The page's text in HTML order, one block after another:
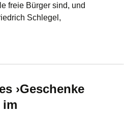
freie Bürger sind, und
Schlegel,
›Geschenke
im